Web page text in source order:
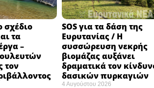
σχέδιο
τα
–
τον
SOS για τα δάση της
Ευρυτανίας / Η
συσσώρευση νεκρής
βιομάζας αυξάνει
δραματικά τον
δασικών πυρκαγιών
4 Αυγούστου 2026